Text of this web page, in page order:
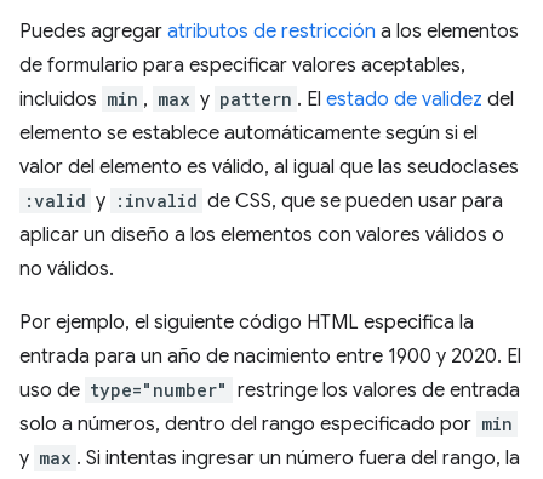
Puedes agregar atributos de restricción a los elementos
de formulario para especificar valores aceptables,
incluidos min , max y pattern . El estado de validez del
elemento se establece automáticamente según si el
valor del elemento es válido, al igual que las seudoclases
:valid y :invalid de CSS, que se pueden usar para
aplicar un diseño a los elementos con valores válidos o
no válidos.
Por ejemplo, el siguiente código HTML especifica la
entrada para un año de nacimiento entre 1900 y 2020. El
uso de type="number" restringe los valores de entrada
solo a números, dentro del rango especificado por min
y max . Si intentas ingresar un número fuera del rango, la